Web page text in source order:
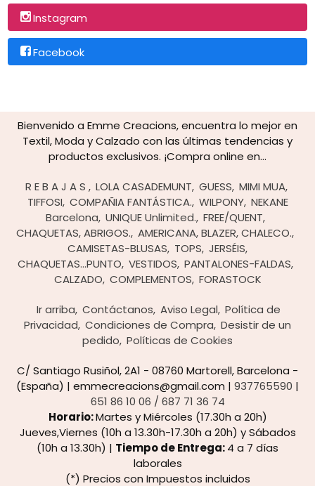
Instagram
Facebook
Bienvenido a Emme Creacions, encuentra lo mejor en
Textil, Moda y Calzado con las últimas tendencias y
productos exclusivos. ¡Compra online en...
R E B A J A S LOLA CASADEMUNT GUESS MIMI MUA
TIFFOSI COMPAÑIA FANTÁSTICA. WILPONY NEKANE
Barcelona UNIQUE Unlimited. FREE/QUENT
CHAQUETAS, ABRIGOS. AMERICANA, BLAZER, CHALECO.
CAMISETAS-BLUSAS TOPS JERSÉIS,
CHAQUETAS...PUNTO VESTIDOS PANTALONES-FALDAS
CALZADO COMPLEMENTOS FORASTOCK
Ir arriba Contáctanos Aviso Legal Política de
Privacidad Condiciones de Compra Desistir de un
pedido Políticas de Cookies
C/ Santiago Rusiñol, 2A1 - 08760 Martorell, Barcelona -
(España) | emmecreacions@gmail.com | 937765590 |
651 86 10 06 / 687 71 36 74
Horario:Martes y Miércoles (17.30h a 20h)
Jueves,Viernes (10h a 13.30h-17.30h a 20h) y Sábados
(10h a 13.30h) | Tiempo de Entrega:4 a 7 días
laborales
(*) Precios con Impuestos incluidos